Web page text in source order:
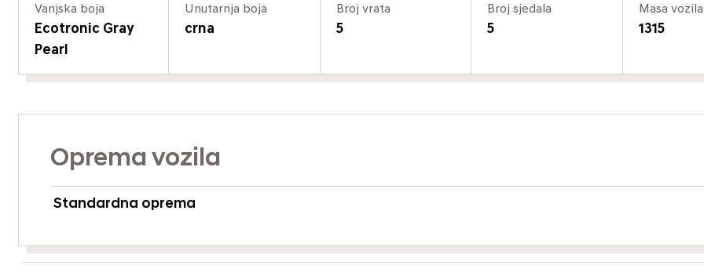
Vanjska boja
Ecotronic Gray
Pearl
Unutarnja boja
crna
Broj vrata
5
Broj sjedala
5
Masa
1315
Oprema vozila
Standardna oprema